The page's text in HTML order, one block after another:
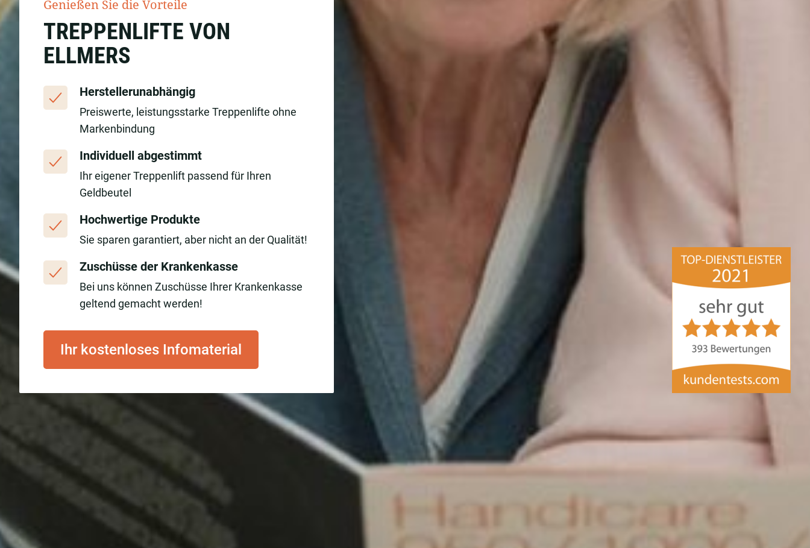
Genießen Sie die Vorteile
TREPPENLIFTE VON
ELLMERS
Herstellerunabhängig
Preiswerte, leistungsstarke Treppenlifte ohne
Markenbindung
Individuell abgestimmt
Ihr eigener Treppenlift passend für Ihren
Geldbeutel
Hochwertige Produkte
Sie sparen garantiert, aber nicht an der Qualität!
Zuschüsse der Krankenkasse
Bei uns können Zuschüsse Ihrer Krankenkasse
geltend gemacht werden!
Ihr kostenloses Infomaterial